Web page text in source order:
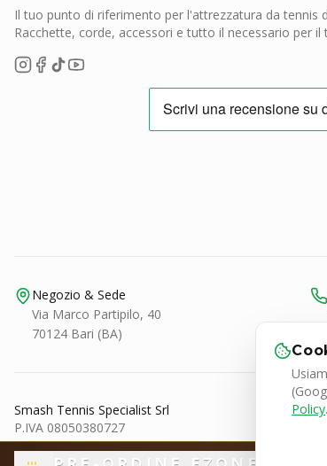
Il tuo punto di riferimento per l'attrezzatura da tennis
Racchette, corde, accessori e tutto il necessario per il
Negozio & Sede
Via Marco Partipilo, 40
70124 Bari (BA)
Smash Tennis Specialist Srl
P.IVA 08050380727
© 2026 SMASH Tennis Specialist. Tutti i diritti riservati.
Policy.